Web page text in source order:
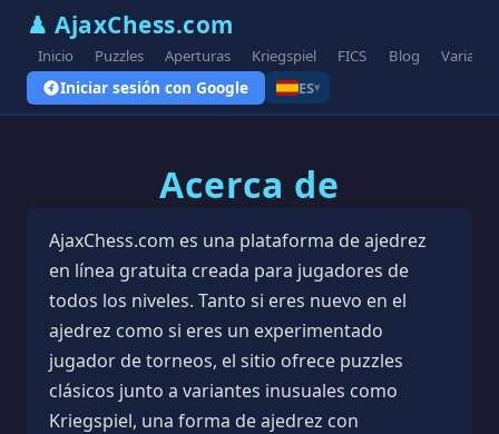
♟ AjaxChess.com
Inicio Puzzles Aperturas Kriegspiel FICS Blog
Iniciar sesión con Google ES▾
Acerca de
AjaxChess.com es una plataforma de ajedrez
en línea gratuita creada para jugadores de
todos los niveles. Tanto si eres nuevo en el
ajedrez como si eres un experimentado
jugador de torneos, el sitio ofrece puzzles
clásicos junto a variantes inusuales como
Kriegspiel, una forma de ajedrez con